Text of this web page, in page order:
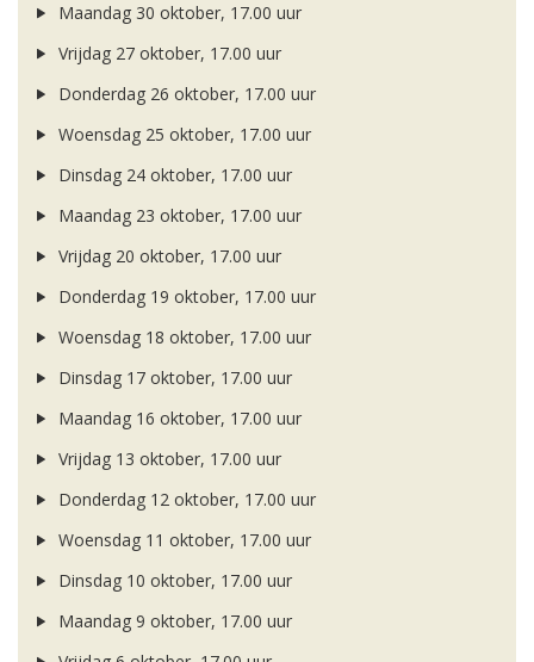
Maandag 30 oktober, 17.00 uur
Vrijdag 27 oktober, 17.00 uur
Donderdag 26 oktober, 17.00 uur
Woensdag 25 oktober, 17.00 uur
Dinsdag 24 oktober, 17.00 uur
Maandag 23 oktober, 17.00 uur
Vrijdag 20 oktober, 17.00 uur
Donderdag 19 oktober, 17.00 uur
Woensdag 18 oktober, 17.00 uur
Dinsdag 17 oktober, 17.00 uur
Maandag 16 oktober, 17.00 uur
Vrijdag 13 oktober, 17.00 uur
Donderdag 12 oktober, 17.00 uur
Woensdag 11 oktober, 17.00 uur
Dinsdag 10 oktober, 17.00 uur
Maandag 9 oktober, 17.00 uur